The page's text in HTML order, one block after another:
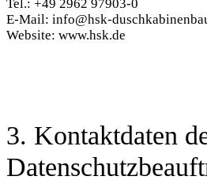
Tel.: +49 2962 97903-0
E-Mail: info@hsk-
Website: www.hsk.de
3. Kontaktdaten